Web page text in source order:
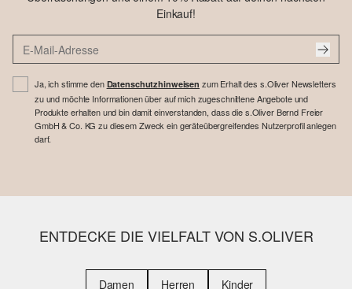
Einkauf!
Ja, ich stimme den Datenschutzhinweisen zum Erhalt des s.Oliver Newsletters
zu und möchte Informationen über auf mich zugeschnittene Angebote und
Produkte erhalten und bin damit einverstanden, dass die s.Oliver Bernd Freier
GmbH & Co. KG zu diesem Zweck ein geräteübergreifendes Nutzerprofil anlegen
darf.
ENTDECKE DIE VIELFALT VON S.OLIVER
Damen Herren Kinder